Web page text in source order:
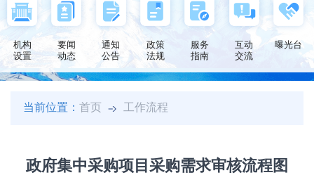
机构
设置
要闻
动态
通知
公告
政策
法规
服务
指南
互动
交流
曝光台
当前位置：首页 工作流程
政府集中采购项目采购需求审核流程图